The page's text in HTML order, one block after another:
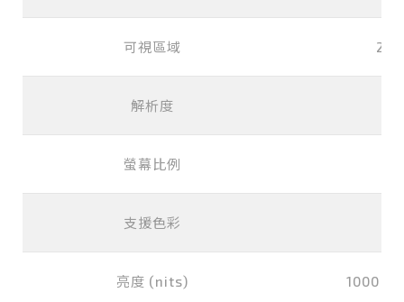
可視區域
解析度
螢幕比例
支援色彩
亮度 (nits) 1000 /